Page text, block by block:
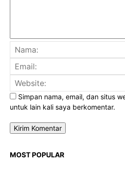
Simpan nama, email, dan situs
untuk lain kali saya berkomentar.
MOST POPULAR